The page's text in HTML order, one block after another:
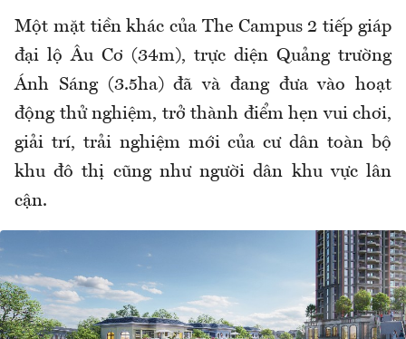
Một mặt tiền khác của The Campus 2 tiếp giáp
đại lộ Âu Cơ (34m), trực diện Quảng trường
Ánh Sáng (3.5ha) đã và đang đưa vào hoạt
động thử nghiệm, trở thành điểm hẹn vui chơi,
giải trí, trải nghiệm mới của cư dân toàn bộ
khu đô thị cũng như người dân khu vực lân
cận.